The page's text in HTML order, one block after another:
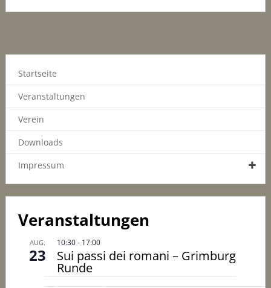
Startseite
Veranstaltungen
Verein
Downloads
Impressum
Veranstaltungen
AUG.
23
10:30- 17:00
Sui passi dei romani – Grimburg
Runde